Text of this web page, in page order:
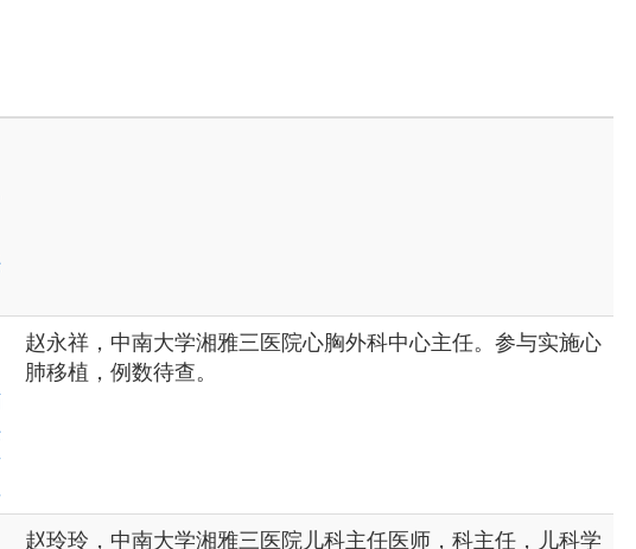
赵永祥，中南大学湘雅三医院心胸外科中心主任。参与实施心
肺移植，例数待查。
赵玲玲，中南大学湘雅三医院儿科主任医师，科主任，儿科学